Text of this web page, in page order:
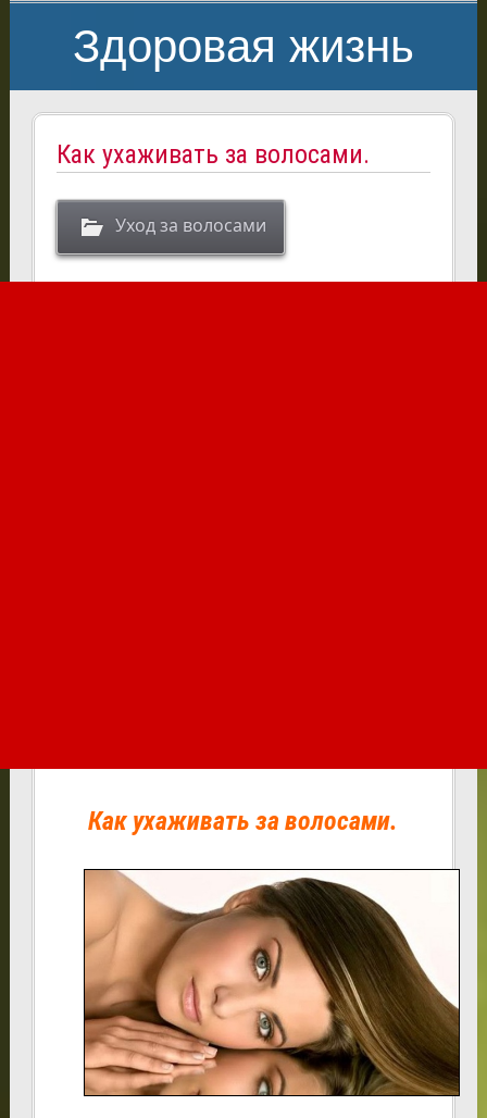
Здоровая жизнь
Как ухаживать за волосами.
Уход за волосами
Как ухаживать за волосами.